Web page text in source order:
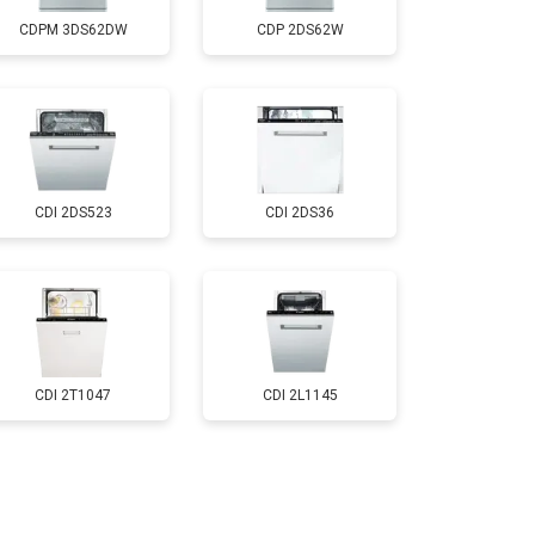
850 ₽ Заказать
2200 ₽ Заказать
2000 ₽ Заказать
1600 ₽ Заказать
1200 ₽
CDPM 3DS62DW CDP 2DS62W
CDI 2DS523 CDI 2DS36
CDI 2T1047 CDI 2L1145